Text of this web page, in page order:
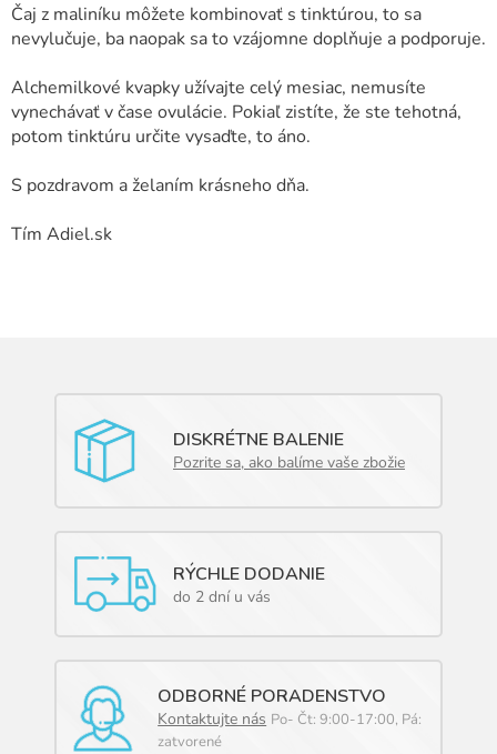
Čaj z maliníku môžete kombinovať s tinktúrou, to sa
nevylučuje, ba naopak sa to vzájomne doplňuje a podporuje.
Alchemilkové kvapky užívajte celý mesiac, nemusíte
vynechávať v čase ovulácie. Pokiaľ zistíte, že ste tehotná,
potom tinktúru určite vysaďte, to áno.
S pozdravom a želaním krásneho dňa.
Tím Adiel.sk
DISKRÉTNE BALENIE
Pozrite sa, ako balíme vaše zbožie
RÝCHLE DODANIE
do 2 dní u vás
ODBORNÉ PORADENSTVO
Kontaktujte nás Po- Čt: 9:00-17:00, Pá:
zatvorené